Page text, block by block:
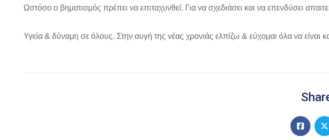
Ωστόσο ο βηματισμός πρέπει να επιταχυνθεί. Για να σχεδιάσει και να επενδύσει
Υγεία & δύναμη σε όλους. Στην αυγή της νέας χρονιάς ελπίζω & εύχομαι όλα να είναι